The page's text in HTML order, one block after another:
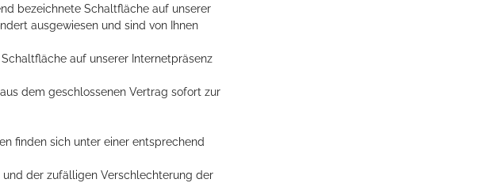
bezeichnete Schaltfläche auf unserer
ausgewiesen und sind von Ihnen
auf unserer Internetpräsenz
dem geschlossenen Vertrag sofort zur
finden sich unter einer entsprechend
der zufälligen Verschlechterung der